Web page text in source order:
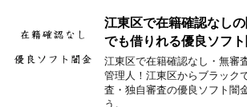
江東区で在籍確認なし
でも借りれる優良ソフ
江東区で在籍確認なし・無審
管理人！江東区からブラック
査・独自審査の優良ソフト闇
う。